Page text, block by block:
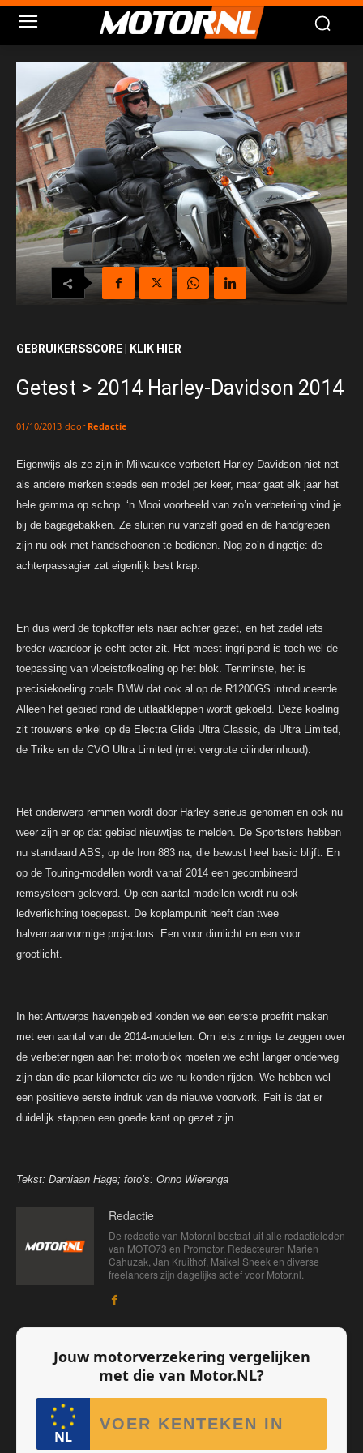
GEBRUIKERSSCORE | KLIK HIER
Getest > 2014 Harley-Davidson 2014
01/10/2013 door Redactie
Eigenwijs als ze zijn in Milwaukee verbetert Harley-Davidson niet net
als andere merken steeds een model per keer, maar gaat elk jaar het
hele gamma op schop. ‘n Mooi voorbeeld van zo’n verbetering vind je
bij de bagagebakken. Ze sluiten nu vanzelf goed en de handgrepen
zijn nu ook met handschoenen te bedienen. Nog zo’n dingetje: de
achterpassagier zat eigenlijk best krap.
En dus werd de topkoffer iets naar achter gezet, en het zadel iets
breder waardoor je echt beter zit. Het meest ingrijpend is toch wel de
toepassing van vloeistofkoeling op het blok. Tenminste, het is
precisiekoeling zoals BMW dat ook al op de R1200GS introduceerde.
Alleen het gebied rond de uitlaatkleppen wordt gekoeld. Deze koeling
zit trouwens enkel op de Electra Glide Ultra Classic, de Ultra Limited,
de Trike en de CVO Ultra Limited (met vergrote cilinderinhoud).
Het onderwerp remmen wordt door Harley serieus genomen en ook nu
weer zijn er op dat gebied nieuwtjes te melden. De Sportsters hebben
nu standaard ABS, op de Iron 883 na, die bewust heel basic blijft. En
op de Touring-modellen wordt vanaf 2014 een gecombineerd
remsysteem geleverd. Op een aantal modellen wordt nu ook
ledverlichting toegepast. De koplampunit heeft dan twee
halvemaanvormige projectors. Een voor dimlicht en een voor
grootlicht.
In het Antwerps havengebied konden we een eerste proefrit maken
met een aantal van de 2014-modellen. Om iets zinnigs te zeggen over
de verbeteringen aan het motorblok moeten we echt langer onderweg
zijn dan die paar kilometer die we nu konden rijden. We hebben wel
een positieve eerste indruk van de nieuwe voorvork. Feit is dat er
duidelijk stappen een goede kant op gezet zijn.
Tekst: Damiaan Hage; foto’s: Onno Wierenga
Redactie
De redactie van Motor.nl bestaat uit alle redactieleden
van MOTO73 en Promotor. Redacteuren Marien
Cahuzak, Jan Kruithof, Maikel Sneek en diverse
freelancers zijn dagelijks actief voor Motor.nl.